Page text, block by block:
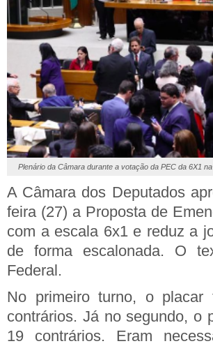
Plenário da Câmara durante a votação da PEC da 6X1
A Câmara dos Deputados
feira (27) a Proposta de
com a escala 6x1 e reduz a
de forma escalonada. O
Federal.
No primeiro turno, o
contrários. Já no segundo, o
19 contrários. Eram